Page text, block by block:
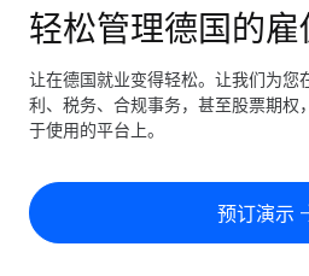
产品
全球招聘
全球薪资管理
轻松运行合规薪资
零实体成本实现全球扩张
覆盖全球
美国各州浏览器
资源
工具与计算器
误分类风险计算工具
定价
轻松管理德国的雇
让在德国就业变得轻松。让我们为您
利、税务、合规事务，甚至股票期权
于使用的平台上。
预订演示